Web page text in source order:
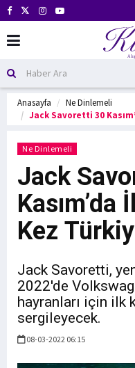
Anasayfa
Ne Dinlemeli
Jack Savoretti 30
Ne Dinlemeli
Jack
Kasım’da
Kez
Jack Savoretti,
2022'de
hayranları için ilk
sergileyecek.
08-03-2022 06:15